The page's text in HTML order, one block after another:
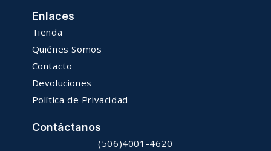
Enlaces
Tienda
Quiénes Somos
Contacto
Devoluciones
Política de Privacidad
Contáctanos
(506)4001-4620